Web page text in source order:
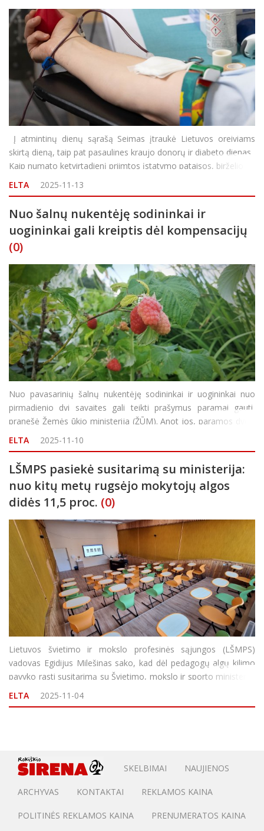
Į atmintinų dienų sąrašą Seimas įtraukė Lietuvos oreiviams
skirtą dieną, taip pat pasaulines kraujo donorų ir diabeto dienas.
Kaip numato ketvirtadienį priimtos įstatymo pataisos, birželio 11
d. bus minima Lietuvos oreivių diena, birželio 14 d. – Pasaulinė
kraujo donorystės
ELTA 2025-11-13
Nuo šalnų nukentėję sodininkai ir
uogininkai gali kreiptis dėl kompensacijų
(0)
Nuo pavasarinių šalnų nukentėję sodininkai ir uogininkai nuo
pirmadienio dvi savaites gali teikti prašymus paramai gauti,
pranešė Žemės ūkio ministerija (ŽŪM). Anot jos, paramos dydis
diferencijuojamas pagal augalų grupes ir patirtos žalos mastą.
Jei bendras visiems pare
ELTA 2025-11-10
LŠMPS pasiekė susitarimą su ministerija:
nuo kitų metų rugsėjo mokytojų algos
didės 11,5 proc. (0)
Lietuvos švietimo ir mokslo profesinės sąjungos (LŠMPS)
vadovas Egidijus Milešinas sako, kad dėl pedagogų algų kilimo
pavyko rasti susitarimą su Švietimo, mokslo ir sporto ministerija
(ŠMSM). Pasak E. Milešino, pritarta profsąjungos siūlymui nuo
kitų metų ru
ELTA 2025-11-04
SKELBIMAI NAUJIENOS
ARCHYVAS KONTAKTAI REKLAMOS KAINA
POLITINĖS REKLAMOS KAINA PRENUMERATOS KAINA